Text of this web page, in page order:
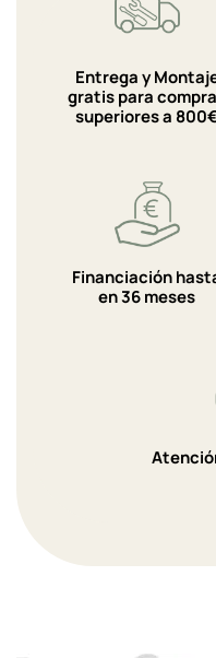
Entrega y
gratis para
superiores a
Financiación
en 36 meses